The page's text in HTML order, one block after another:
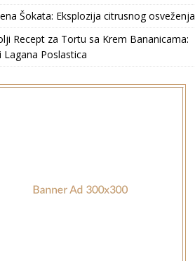
Šokata: Eksplozija citrusnog osveženja
Recept za Tortu sa Krem Bananicama:
Lagana Poslastica